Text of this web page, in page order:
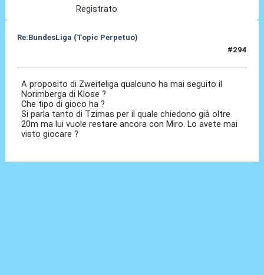
Registrato
Re:BundesLiga (Topic Perpetuo)
#294
A proposito di Zweiteliga qualcuno ha mai seguito il
Norimberga di Klose ?
Che tipo di gioco ha ?
Si parla tanto di Tzimas per il quale chiedono già oltre
20m ma lui vuole restare ancora con Miro. Lo avete mai
visto giocare ?